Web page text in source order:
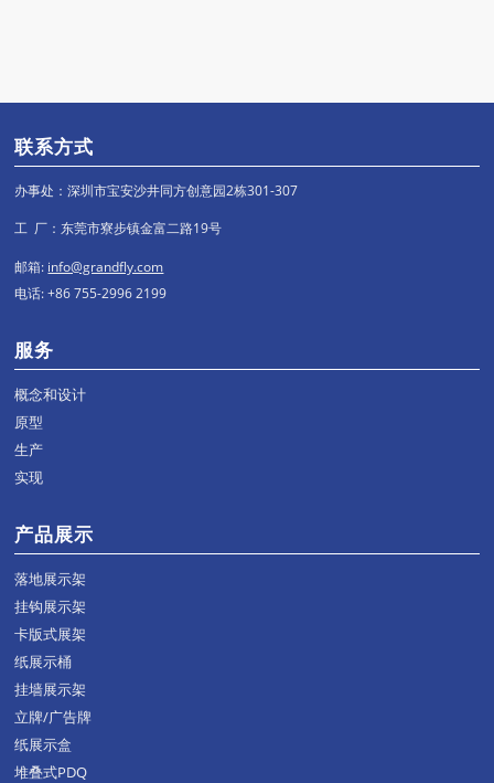
联系方式
办事处：深圳市宝安沙井同方创意园2栋301-307
工 厂：东莞市寮步镇金富二路19号
邮箱: info@grandfly.com
电话: +86 755-2996 2199
服务
概念和设计
原型
生产
实现
产品展示
落地展示架
挂钩展示架
卡版式展架
纸展示桶
挂墙展示架
立牌/广告牌
纸展示盒
堆叠式PDQ